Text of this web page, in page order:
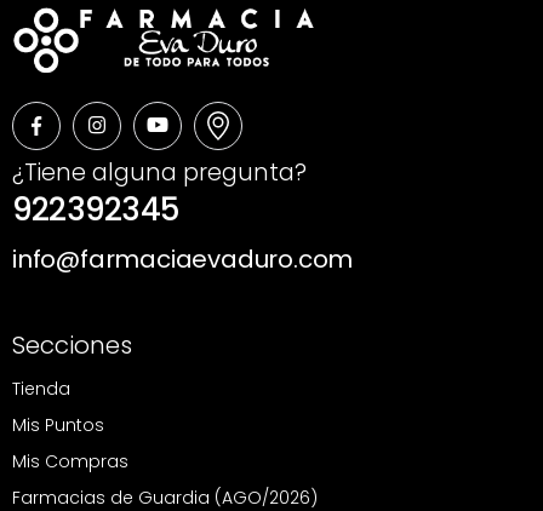
¿Tiene alguna pregunta?
922392345
info@farmaciaevaduro.com
Secciones
Tienda
Mis Puntos
Mis Compras
Farmacias de Guardia (AGO/2026)